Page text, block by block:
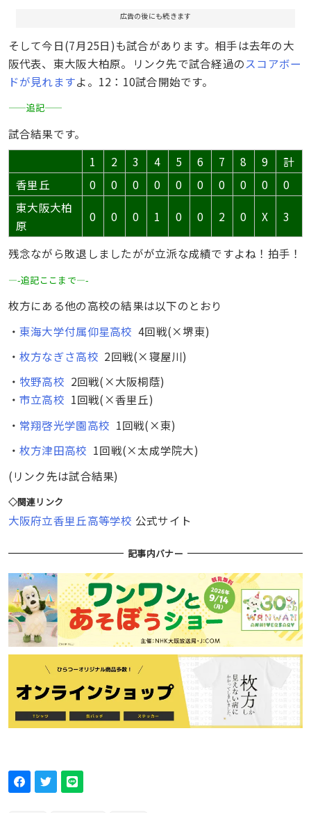
広告の後にも続きます
そして今日(7月25日)も試合があります。相手は去年の大
阪代表、東大阪大柏原。リンク先で試合経過のスコアボー
ドが見れますよ。12：10試合開始です。
——追記——
試合結果です。
1
2 3 4 5 6 7 8 9
計
香里丘
0 0 0 0 0 0 0 0 0
0
東大阪大柏
原
0 0 0 1 0 0 2 0 X 3
残念ながら敗退しましたがが立派な成績ですよね！拍手！
—-追記ここまで—-
枚方にある他の高校の結果は以下のとおり
・ 東海大学付属仰星高校 4回戦(×堺東)
・ 枚方なぎさ高校 2回戦(×寝屋川)
・ 牧野高校 2回戦(×大阪桐蔭)
・ 市立高校 1回戦(×香里丘)
・ 常翔啓光学園高校 1回戦(×東)
・ 枚方津田高校 1回戦(×太成学院大)
(リンク先は試合結果)
◇関連リンク
大阪府立香里丘高等学校 公式サイト
記事内バナー